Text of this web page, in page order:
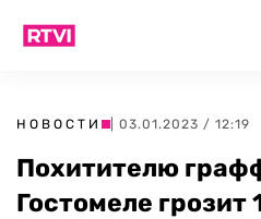
НОВОСТИ | 03.01.2023 / 12:19
Похитителю
Гостомеле грозит